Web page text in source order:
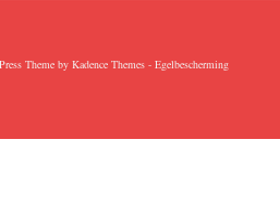
Theme by Kadence Themes - Egelbescherming